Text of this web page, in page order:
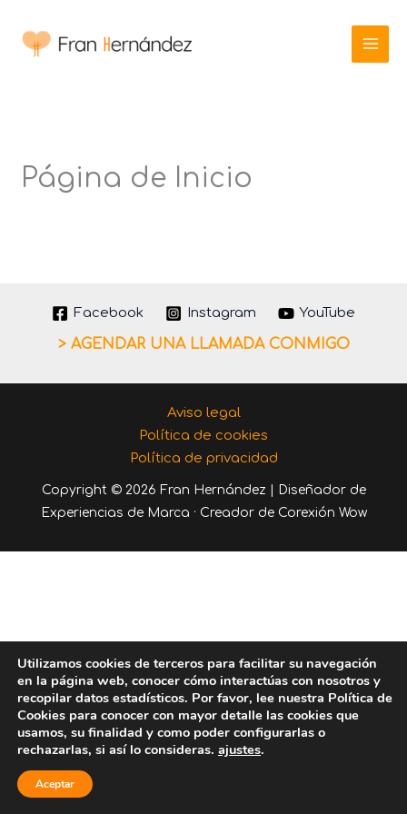
contenido
Página de Inicio
Facebook Instagram YouTube
> AGENDAR UNA LLAMADA CONMIGO
Aviso legal
Política de cookies
Política de privacidad
Copyright © 2026 Fran Hernández | Diseñador de
Experiencias de Marca · Creador de Corexión Wow
Utilizamos cookies de terceros para facilitar su navegación
en la página web, conocer cómo interactúas con nosotros y
recopilar datos estadísticos. Por favor, lee nuestra Política de
Cookies para conocer con mayor detalle las cookies que
usamos, su finalidad y como poder configurarlas o
rechazarlas, si así lo consideras. ajustes.
Aceptar